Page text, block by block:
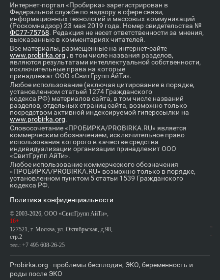
Интернет-портал «Пробирка» зарегистрирован в
Федеральной службе по надзору в сфере связи,
информационных технологий и массовых коммуникаций
(Роскомнадзор) 23 мая 2019 года. Номер свидетельства №
ФС77-75768. Редакция не несет ответственности за мнения,
высказанные в комментариях читателей.
Все материалы, размещенные на интернет-сайте
www.probirka.org , в том числе названия разделов,
являются результатами интеллектуальной собственности,
исключительные права на которые
принадлежат ООО «СвитГрупп АйТи».
Любое использование (включая цитирование в порядке,
установленном статьей 1274 Гражданского
кодекса РФ) материалов сайта, в том числе названий
разделов, отдельных страниц сайта, возможно только
посредством активной индексируемой гиперссылки на
www.probirka.org.
Словосочетание «ПРОБИРКА/PROBIRKA.RU» является
коммерческим обозначением, исключительное право
использования которого в качестве средства
индивидуализации организации принадлежит ООО
«СвитГрупп АйТи».
Любое использование коммерческого обозначения
«ПРОБИРКА/PROBIRKA.RU» возможно только в порядке,
установленном пунктом 5 статьи 1539 Гражданского
кодекса РФ.
Политика конфиденциальности
© 2003-2026, ООО «СвитГрупп АйТи»,
16+
127521, г. Москва, ул. Октябрьская, д.98,
стр.2
тел.: +7 495 608-26-25
Probirka.org - проблемы бесплодия, ЭКО, беременность и
роды после ЭКО